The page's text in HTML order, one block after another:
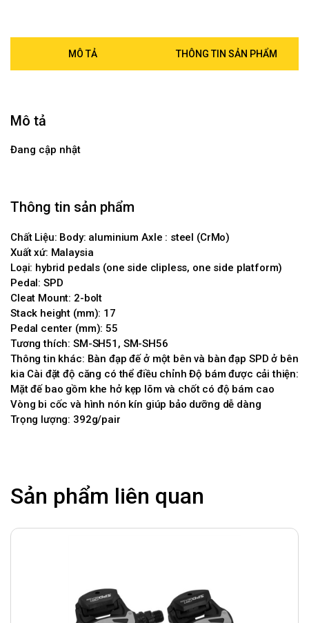
MÔ TẢ THÔNG TIN SẢN PHẨM
Mô tả
Đang cập nhật
Thông tin sản phẩm
Chất Liệu: Body: aluminium Axle : steel (CrMo)
Xuất xứ: Malaysia
Loại: hybrid pedals (one side clipless, one side platform)
Pedal: SPD
Cleat Mount: 2-bolt
Stack height (mm): 17
Pedal center (mm): 55
Tương thích: SM-SH51, SM-SH56
Thông tin khác: Bàn đạp đế ở một bên và bàn đạp SPD ở bên
kia Cài đặt độ căng có thể điều chỉnh Độ bám được cải thiện:
Mặt đế bao gồm khe hở kẹp lõm và chốt có độ bám cao
Vòng bi cốc và hình nón kín giúp bảo dưỡng dễ dàng
Trọng lượng: 392g/pair
Sản phẩm liên quan